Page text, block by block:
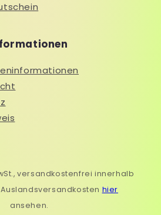
versandkostenfrei innerhalb
hier
ansehen.